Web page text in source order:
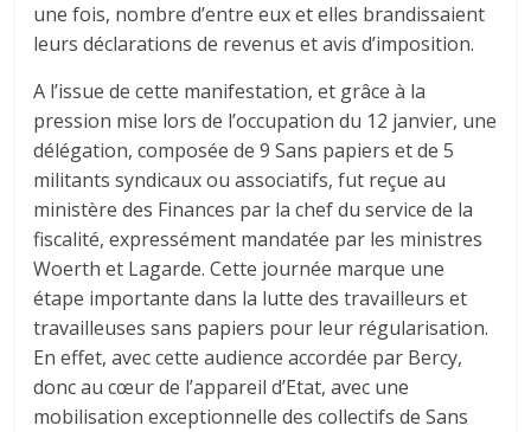
une fois, nombre d’entre eux et elles brandissaient
leurs déclarations de revenus et avis d’imposition.
A l’issue de cette manifestation, et grâce à la
pression mise lors de l’occupation du 12 janvier, une
délégation, composée de 9 Sans papiers et de 5
militants syndicaux ou associatifs, fut reçue au
ministère des Finances par la chef du service de la
fiscalité, expressément mandatée par les ministres
Woerth et Lagarde. Cette journée marque une
étape importante dans la lutte des travailleurs et
travailleuses sans papiers pour leur régularisation.
En effet, avec cette audience accordée par Bercy,
donc au cœur de l’appareil d’Etat, avec une
mobilisation exceptionnelle des collectifs de Sans